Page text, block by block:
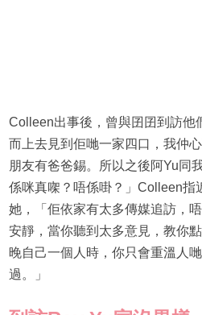
Colleen出事後，曾與囝囝到訪他
而上去見到佢哋一家四口，我仲
朋友有爸爸錫。所以之後阿Yu同
係咪真㗎？唔係啩？」Colleen指
她，「佢依家有太多傳媒追訪，
安靜，當你聽到太多意見，教你
晚自己一個人時，你只會重溫人
過。」